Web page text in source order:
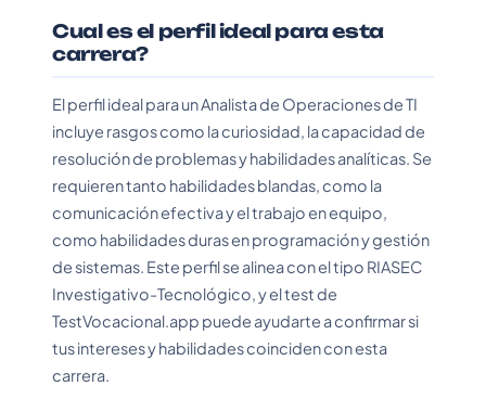
Cual es el perfil ideal para esta
carrera?
El perfil ideal para un Analista de Operaciones de TI
incluye rasgos como la curiosidad, la capacidad de
resolución de problemas y habilidades analíticas. Se
requieren tanto habilidades blandas, como la
comunicación efectiva y el trabajo en equipo,
como habilidades duras en programación y gestión
de sistemas. Este perfil se alinea con el tipo RIASEC
Investigativo-Tecnológico, y el test de
TestVocacional.app puede ayudarte a confirmar si
tus intereses y habilidades coinciden con esta
carrera.